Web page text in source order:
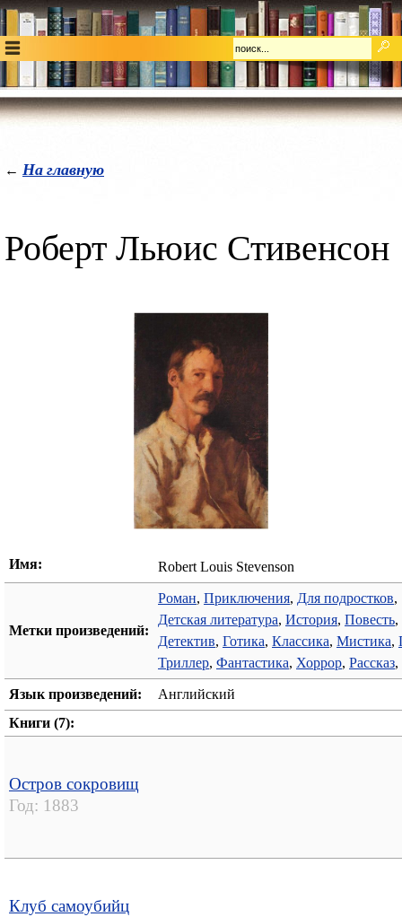
← На главную
Роберт Льюис Стивенсон
Имя: Robert Louis Stevenson
Метки произведений:
Роман, Приключения, Для подростков,
Детская литература, История, Повесть,
Детектив, Готика, Классика, Мистика,
Триллер, Фантастика, Хоррор, Рассказ,
Язык произведений:
Английский
Книги (7):
Остров сокровищ
Год: 1883
Клуб самоубийц